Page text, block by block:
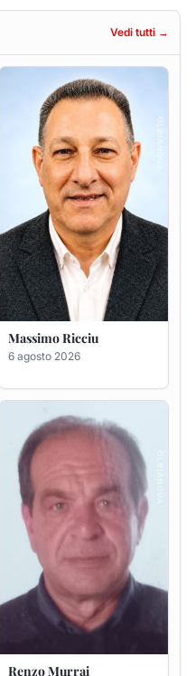
Massimo Ricciu
6 agosto 2026
Renzo Murrai
5 agosto 2026